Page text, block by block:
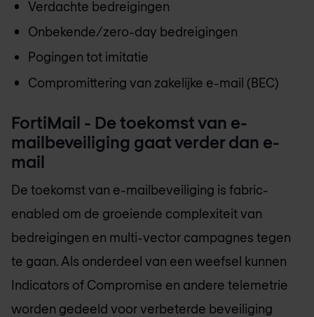
Verdachte bedreigingen
Onbekende/zero-day bedreigingen
Pogingen tot imitatie
Compromittering van zakelijke e-mail (BEC)
FortiMail - De toekomst van e-
mailbeveiliging gaat verder dan e-
mail
De toekomst van e-mailbeveiliging is fabric-
enabled om de groeiende complexiteit van
bedreigingen en multi-vector campagnes tegen
te gaan. Als onderdeel van een weefsel kunnen
Indicators of Compromise en andere telemetrie
worden gedeeld voor verbeterde beveiliging